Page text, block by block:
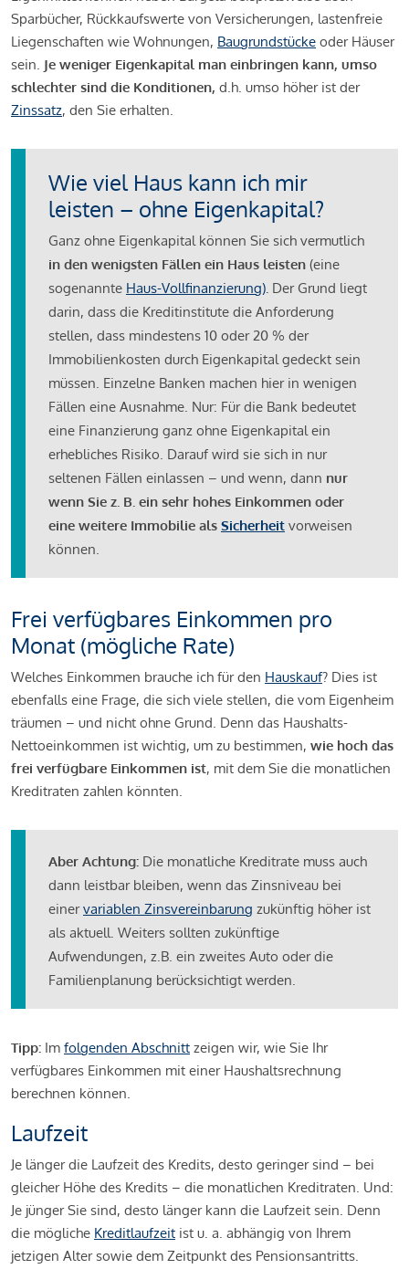
Sparbücher, Rückkaufswerte von Versicherungen, lastenfreie
Liegenschaften wie Wohnungen, Baugrundstücke oder Häuser
sein. Je weniger Eigenkapital man einbringen kann, umso
schlechter sind die Konditionen, d.h. umso höher ist der
Zinssatz, den Sie erhalten.
Wie viel Haus kann ich mir
leisten – ohne Eigenkapital?
Ganz ohne Eigenkapital können Sie sich vermutlich
in den wenigsten Fällen ein Haus leisten (eine
sogenannte Haus-Vollfinanzierung). Der Grund liegt
darin, dass die Kreditinstitute die Anforderung
stellen, dass mindestens 10 oder 20 % der
Immobilienkosten durch Eigenkapital gedeckt sein
müssen. Einzelne Banken machen hier in wenigen
Fällen eine Ausnahme. Nur: Für die Bank bedeutet
eine Finanzierung ganz ohne Eigenkapital ein
erhebliches Risiko. Darauf wird sie sich in nur
seltenen Fällen einlassen – und wenn, dann nur
wenn Sie z. B. ein sehr hohes Einkommen oder
eine weitere Immobilie als Sicherheit vorweisen
können.
Frei verfügbares Einkommen pro
Monat (mögliche Rate)
Welches Einkommen brauche ich für den Hauskauf? Dies ist
ebenfalls eine Frage, die sich viele stellen, die vom Eigenheim
träumen – und nicht ohne Grund. Denn das Haushalts-
Nettoeinkommen ist wichtig, um zu bestimmen, wie hoch das
frei verfügbare Einkommen ist, mit dem Sie die monatlichen
Kreditraten zahlen könnten.
Aber Achtung: Die monatliche Kreditrate muss auch
dann leistbar bleiben, wenn das Zinsniveau bei
einervariablen Zinsvereinbarung zukünftig höher ist
als aktuell. Weiters sollten zukünftige
Aufwendungen, z.B. ein zweites Auto oder die
Familienplanung berücksichtigt werden.
Tipp: Im folgenden Abschnitt zeigen wir, wie Sie Ihr
verfügbares Einkommen mit einer Haushaltsrechnung
berechnen können.
Laufzeit
Je länger die Laufzeit des Kredits, desto geringer sind – bei
gleicher Höhe des Kredits – die monatlichen Kreditraten. Und:
Je jünger Sie sind, desto länger kann die Laufzeit sein. Denn
die mögliche Kreditlaufzeit ist u. a. abhängig von Ihrem
jetzigen Alter sowie dem Zeitpunkt des Pensionsantritts.